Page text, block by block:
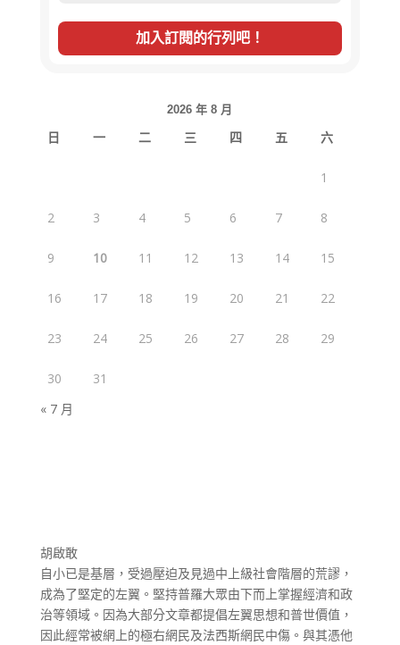
2026 年 8 月
日 一 二 三 四 五 六
1
2 3 4 5 6 7 8
9 10 11 12 13 14 15
16 17 18 19 20 21 22
23 24 25 26 27 28 29
30
31
« 7 月
胡啟敢
自小已是基層，受過壓迫及見過中上級社會階層的荒謬，
成為了堅定的左翼。堅持普羅大眾由下而上掌握經濟和政
治等領域。因為大部分文章都提倡左翼思想和普世價值，
因此經常被網上的極右網民及法西斯網民中傷。與其憑他